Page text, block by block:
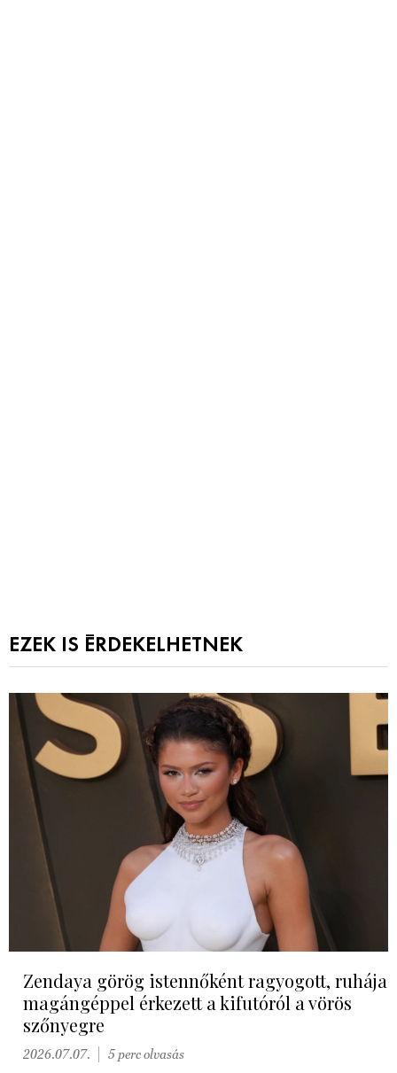
EZEK IS ÉRDEKELHETNEK
Zendaya görög istennőként ragyogott, ruhája
magángéppel érkezett a kifutóról a vörös
szőnyegre
2026.07.07. 5 perc olvasás